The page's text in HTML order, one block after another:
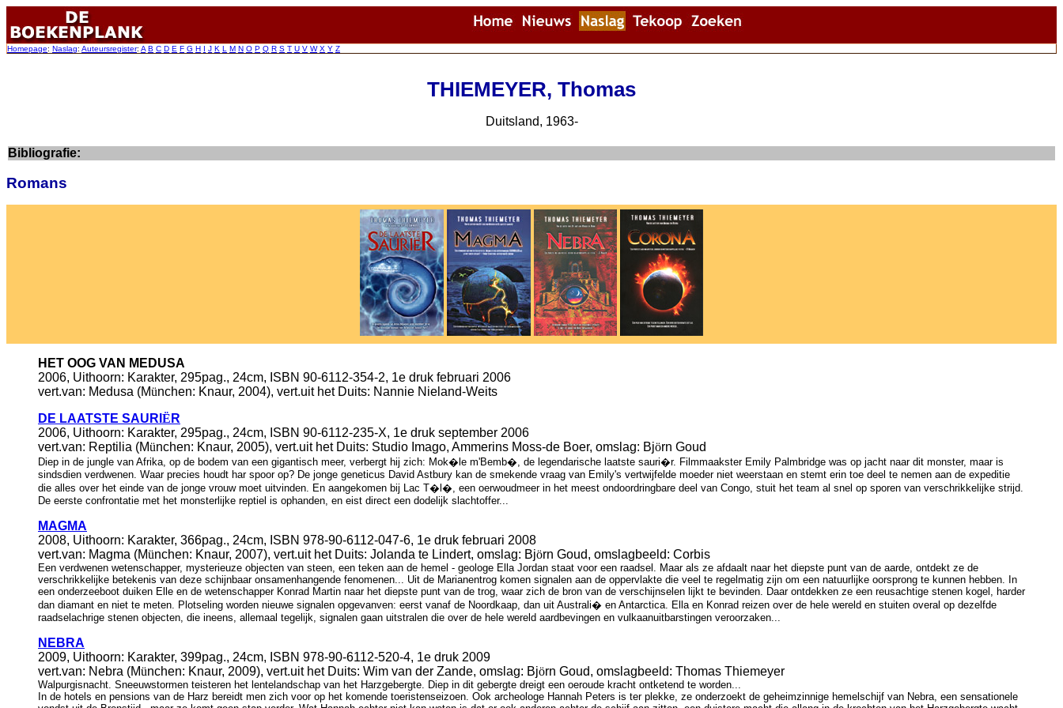
Homepage: Naslag: Auteursregister: A B C D E F G H I J K L M N O P Q R S T U V W X Y Z
THIEMEYER, Thomas
Duitsland, 1963-
Bibliografie:
Romans
HET OOG VAN MEDUSA
2006, Uithoorn: Karakter, 295pag., 24cm, ISBN 90-6112-354-2, 1e druk februari 2006
vert.van: Medusa (München: Knaur, 2004), vert.uit het Duits: Nannie Nieland-Weits
DE LAATSTE SAURI Ë R
2006, Uithoorn: Karakter, 295pag., 24cm, ISBN 90-6112-235-X, 1e druk september 2006
vert.van: Reptilia (München: Knaur, 2005), vert.uit het Duits: Studio Imago, Ammerins Moss-de Boer, omslag: Björn Goud
Diep in de jungle van Afrika, op de bodem van een gigantisch meer, verbergt hij zich: Mok�le m'Bemb�, de legendarische laatste sauri�r. Filmmaakster Emily Palmbridge was op jacht naar dit monster, maar is
sindsdien verdwenen. Waar precies houdt har spoor op? De jonge geneticus David Astbury kan de smekende vraag van Emily's vertwijfelde moeder niet weerstaan en stemt erin toe deel te nemen aan de expeditie
die alles over het einde van de jonge vrouw moet uitvinden. En aangekomen bij Lac T�l�, een oerwoudmeer in het meest ondoordringbare deel van Congo, stuit het team al snel op sporen van verschrikkelijke strijd.
De eerste confrontatie met het monsterlijke reptiel is ophanden, en eist direct een dodelijk slachtoffer...
MAGMA
2008, Uithoorn: Karakter, 366pag., 24cm, ISBN 978-90-6112-047-6, 1e druk februari 2008
vert.van: Magma (München: Knaur, 2007), vert.uit het Duits: Jolanda te Lindert, omslag: Björn Goud, omslagbeeld: Corbis
Een verdwenen wetenschapper, mysterieuze objecten van steen, een teken aan de hemel - geologe Ella Jordan staat voor een raadsel. Maar als ze afdaalt naar het diepste punt van de aarde, ontdekt ze de
verschrikkelijke betekenis van deze schijnbaar onsamenhangende fenomenen... Uit de Marianentrog komen signalen aan de oppervlakte die veel te regelmatig zijn om een natuurlijke oorsprong te kunnen hebben. In
een onderzeeboot duiken Elle en de wetenschapper Konrad Martin naar het diepste punt van de trog, waar zich de bron van de verschijnselen lijkt te bevinden. Daar ontdekken ze een reusachtige stenen kogel, harder
dan diamant en niet te meten. Plotseling worden nieuwe signalen opgevanven: eerst vanaf de Noordkaap, dan uit Australi� en Antarctica. Ella en Konrad reizen over de hele wereld en stuiten overal op dezelfde
raadselachrige stenen objecten, die ineens, allemaal tegelijk, signalen gaan uitstralen die over de hele wereld aardbevingen en vulkaanuitbarstingen veroorzaken...
NEBRA
2009, Uithoorn: Karakter, 399pag., 24cm, ISBN 978-90-6112-520-4, 1e druk 2009
vert.van: Nebra (München: Knaur, 2009), vert.uit het Duits: Wim van der Zande, omslag: Björn Goud, omslagbeeld: Thomas Thiemeyer
Walpurgisnacht. Sneeuwstormen teisteren het lentelandschap van het Harzgebergte. Diep in dit gebergte dreigt een oeroude kracht ontketend te worden...
In de hotels en pensions van de Harz bereidt men zich voor op het komende toeristenseizoen. Ook archeologe Hannah Peters is ter plekke, ze onderzoekt de geheimzinnige hemelschijf van Nebra, een sensationele